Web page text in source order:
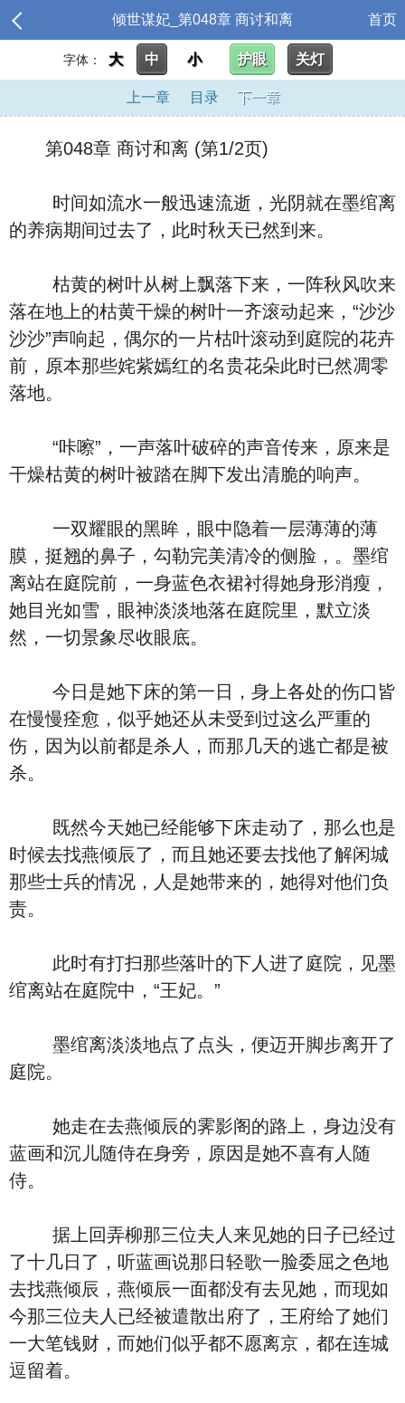
倾世谋妃_第048章 商讨和离 首页
字体： 大 中 小 护眼 关灯
上一章 目录 下一章
第048章 商讨和离 (第1/2页)
时间如流水一般迅速流逝，光阴就在墨绾离
的养病期间过去了，此时秋天已然到来。
枯黄的树叶从树上飘落下来，一阵秋风吹来
落在地上的枯黄干燥的树叶一齐滚动起来，“沙沙
沙沙”声响起，偶尔的一片枯叶滚动到庭院的花卉
前，原本那些姹紫嫣红的名贵花朵此时已然凋零
落地。
“咔嚓”，一声落叶破碎的声音传来，原来是
干燥枯黄的树叶被踏在脚下发出清脆的响声。
一双耀眼的黑眸，眼中隐着一层薄薄的薄
膜，挺翘的鼻子，勾勒完美清冷的侧脸，。墨绾
离站在庭院前，一身蓝色衣裙衬得她身形消瘦，
她目光如雪，眼神淡淡地落在庭院里，默立淡
然，一切景象尽收眼底。
今日是她下床的第一日，身上各处的伤口皆
在慢慢痊愈，似乎她还从未受到过这么严重的
伤，因为以前都是杀人，而那几天的逃亡都是被
杀。
既然今天她已经能够下床走动了，那么也是
时候去找燕倾辰了，而且她还要去找他了解闲城
那些士兵的情况，人是她带来的，她得对他们负
责。
此时有打扫那些落叶的下人进了庭院，见墨
绾离站在庭院中，“王妃。”
墨绾离淡淡地点了点头，便迈开脚步离开了
庭院。
她走在去燕倾辰的霁影阁的路上，身边没有
蓝画和沉儿随侍在身旁，原因是她不喜有人随
侍。
据上回弄柳那三位夫人来见她的日子已经过
了十几日了，听蓝画说那日轻歌一脸委屈之色地
去找燕倾辰，燕倾辰一面都没有去见她，而现如
今那三位夫人已经被遣散出府了，王府给了她们
一大笔钱财，而她们似乎都不愿离京，都在连城
逗留着。